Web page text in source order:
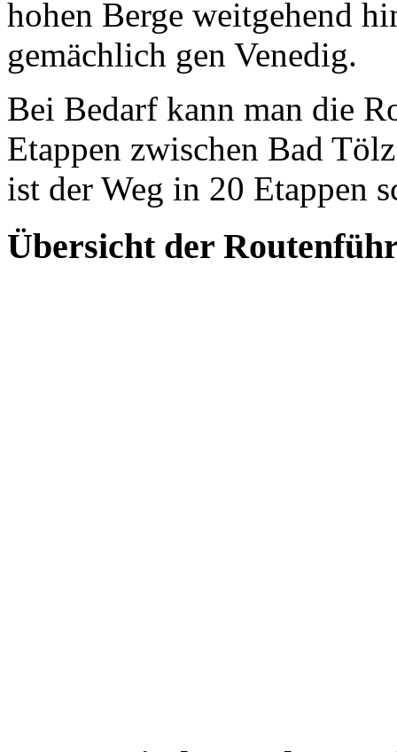
hohen Berge weitgehend
gemächlich gen Venedig.
Bei Bedarf kann man die
Etappen zwischen Bad
ist der Weg in 20 Etappen
Übersicht der